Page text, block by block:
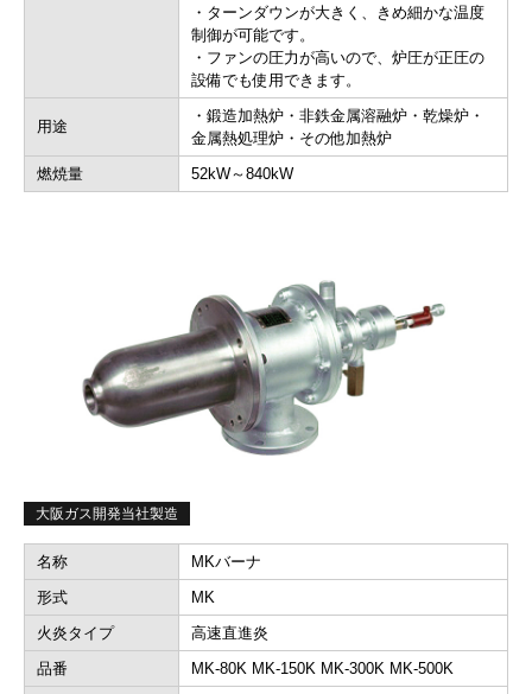
・ターンダウンが大きく、きめ細かな温度
制御が可能です。
・ファンの圧力が高いので、炉圧が正圧の
設備でも使用できます。
用途
・鍛造加熱炉・非鉄金属溶融炉・乾燥炉・
金属熱処理炉・その他加熱炉
燃焼量
52kW～840kW
大阪ガス開発当社製造
名称
MKバーナ
形式
MK
火炎タイプ
高速直進炎
品番
MK-80K MK-150K MK-300K MK-500K